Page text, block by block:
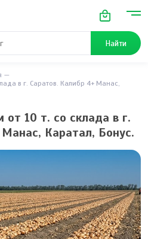
Найти
в г. Саратов. Калибр 4+ Манас,
10 т. со склада в г.
Каратал, Бонус.